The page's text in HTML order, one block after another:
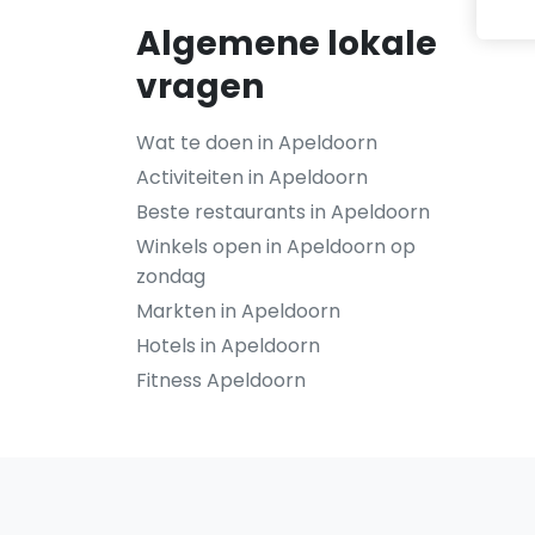
Algemene lokale
vragen
Wat te doen in Apeldoorn
Activiteiten in Apeldoorn
Beste restaurants in Apeldoorn
Winkels open in Apeldoorn op
zondag
Markten in Apeldoorn
Hotels in Apeldoorn
Fitness Apeldoorn